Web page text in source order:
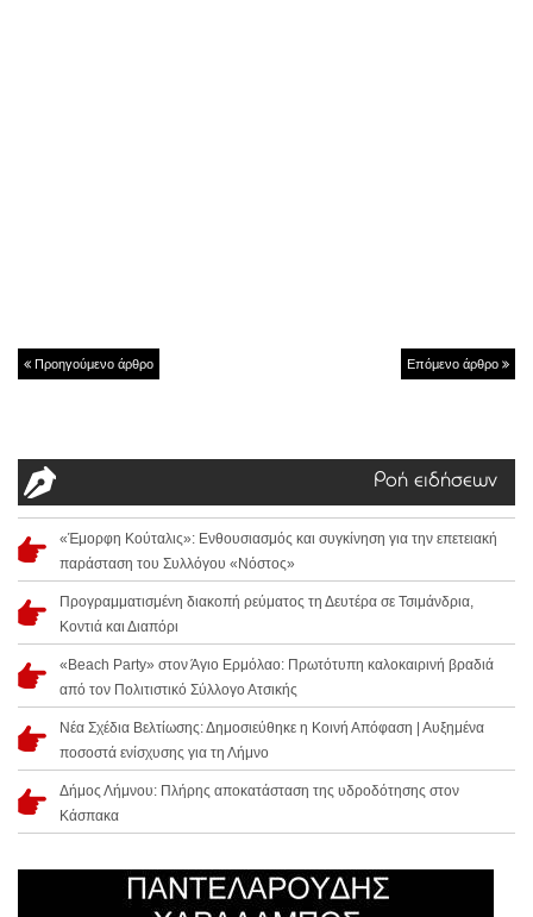
Προηγούμενο άρθρο Επόμενο άρθρο
Ροή ειδήσεων
«Έμορφη Κούταλις»: Ενθουσιασμός και συγκίνηση για την επετειακή
παράσταση του Συλλόγου «Νόστος»
Προγραμματισμένη διακοπή ρεύματος τη Δευτέρα σε Τσιμάνδρια,
Κοντιά και Διαπόρι
«Beach Party» στον Άγιο Ερμόλαο: Πρωτότυπη καλοκαιρινή βραδιά
από τον Πολιτιστικό Σύλλογο Ατσικής
Νέα Σχέδια Βελτίωσης: Δημοσιεύθηκε η Κοινή Απόφαση | Αυξημένα
ποσοστά ενίσχυσης για τη Λήμνο
Δήμος Λήμνου: Πλήρης αποκατάσταση της υδροδότησης στον
Κάσπακα